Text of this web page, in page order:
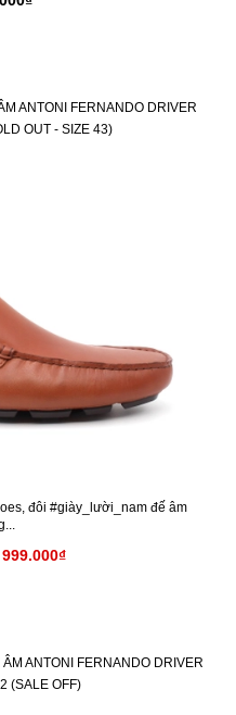
ANTONI FERNANDO DRIVER
OUT - SIZE 43)
đôi #giày_lười_nam đế âm
999.000₫
ANTONI FERNANDO DRIVER
(SALE OFF)